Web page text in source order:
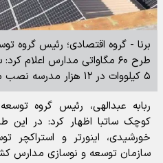
برنا - گروه اقتصادی؛ رئیس گروه
طرح ۶۰ مگاواتی مدارس
۵ کیلووات در ۱۲ هزار مدرسه نصب می‌شود.
ربابه عبدالهی، رئیس گروه
کوچک ساتبا اظهار کرد: در این
خورشیدی، اینورتر و استراکچر
سازمان توسعه و نوسازی مدارس